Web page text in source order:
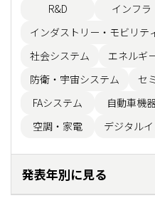
R&D
インフラ
インダストリー・モビリテ
社会システム
エネルギ
防衛・宇宙システム
セ
FAシステム
自動車機
空調・家電
デジタル
発表年別に見る